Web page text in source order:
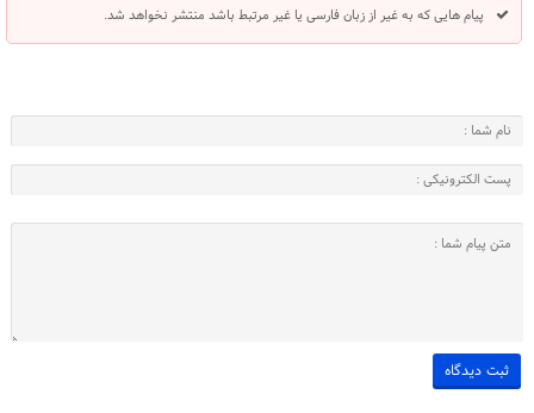
پیام هایی که به غیر از زبان فارسی یا غیر مرتبط باشد منتشر نخواهد شد.